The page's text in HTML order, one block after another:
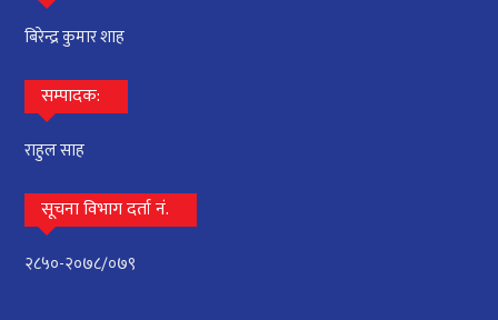
बिरेन्द्र कुमार शाह
सम्पादक:
राहुल साह
सूचना विभाग दर्ता नं.
२८५०-२०७८/०७९